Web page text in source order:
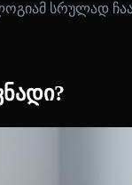
სრულად